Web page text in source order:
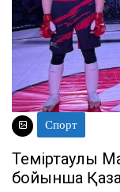
Спорт
Теміртаулық
бойынша